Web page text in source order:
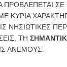
ΠΡΟΒΛΕΠΕΤΑΙ
ΚΥΡΙΑ
ΝΗΣΙΩΤΙΚΕΣ
ΤΗ
ΑΝΕΜΟΥΣ.